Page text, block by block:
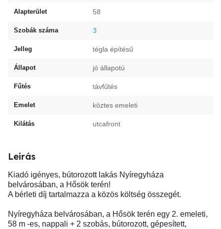
Alapterület 58
Szobák száma 3
Jelleg tégla építésű
Állapot jó állapotú
Fűtés távfűtés
Emelet köztes emeleti
Kilátás utcafront
Leírás
Kiadó igényes, bútorozott lakás Nyíregyháza
belvárosában, a Hősök terén!
A bérleti díj tartalmazza a közös költség összegét.
Nyíregyháza belvárosában, a Hősök terén egy 2. emeleti,
58 m -es, nappali + 2 szobás, bútorozott, gépesített,